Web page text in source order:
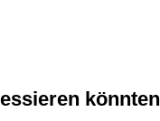
könnten